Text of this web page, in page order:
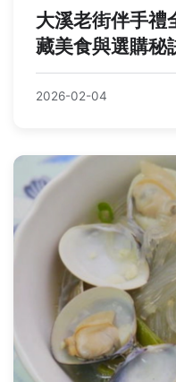
大溪老街伴手禮
藏美食與選購秘
2026-02-04